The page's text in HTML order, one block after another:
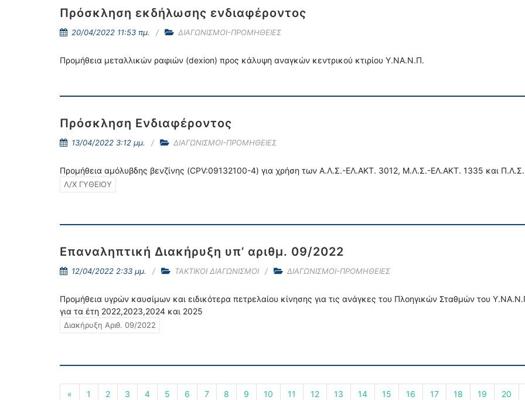
Πρόσκληση εκδήλωσης ενδιαφέροντος
20/04/2022 11:53 πμ. ΔΙΑΓΩΝΙΣΜΟΙ-ΠΡΟΜΗΘΕΙΕΣ
Προμήθεια μεταλλικών ραφιών (dexion) προς κάλυψη αναγκών κεντρικού κτιρίου Υ.ΝΑ.Ν.Π.
Πρόσκληση Ενδιαφέροντος
13/04/2022 3:12 μμ. ΔΙΑΓΩΝΙΣΜΟΙ-ΠΡΟΜΗΘΕΙΕΣ
Προμήθεια αμόλυβδης βενζίνης (CPV:09132100-4) για χρήση των Α.Λ.Σ.-ΕΛ.ΑΚΤ. 3012, Μ.Λ.Σ.-ΕΛ.ΑΚΤ. 1335 και
Λ/Χ ΓΥΘΕΙΟΥ
Επαναληπτική Διακήρυξη υπ’ αριθμ. 09/2022
12/04/2022 2:33 μμ. ΤΑΚΤΙΚΟΙ ΔΙΑΓΩΝΙΣΜΟΙ ΔΙΑΓΩΝΙΣΜΟΙ-ΠΡΟΜΗΘΕΙΕΣ
Προμήθεια υγρών καυσίμων και ειδικότερα πετρελαίου κίνησης για τις ανάγκες του Πλοηγικών Σταθμών του
για τα έτη 2022,2023,2024 και 2025
Διακήρυξη Αριθ. 09/2022
« 1 2 3 4 5 6 7 8 9 10 11 12 13 14 15 16 17 18 19 20